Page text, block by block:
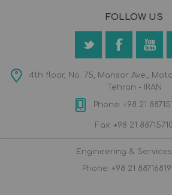
FOLLOW US
4th floor, No. 75, Mansor Ave.,
Tehran - IRAN
Phone: +98 21
Fax: +98 21 88715710
Engineering &
Phone: +98 21 88716819